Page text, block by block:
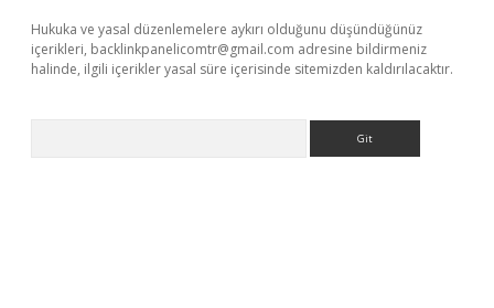
Hukuka ve yasal düzenlemelere aykırı olduğunu düşündüğünüz
içerikleri, backlinkpanelicomtr@gmail.com adresine bildirmeniz
halinde, ilgili içerikler yasal süre içerisinde sitemizden kaldırılacaktır.